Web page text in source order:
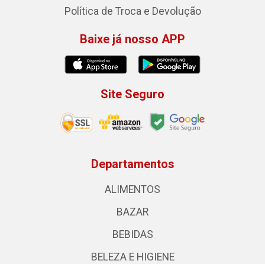
Política de Troca e Devolução
Baixe já nosso APP
Site Seguro
Departamentos
ALIMENTOS
BAZAR
BEBIDAS
BELEZA E HIGIENE